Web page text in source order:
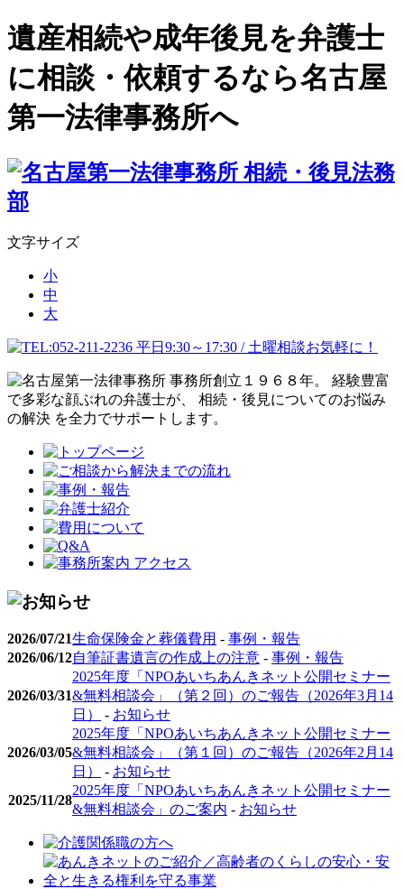
遺産相続や成年後見を弁護士
に相談・依頼するなら名古屋
第一法律事務所へ
文字サイズ
小
中
大
2026/07/21生命保険金と葬儀費用 - 事例・報告
2026/06/12自筆証書遺言の作成上の注意 - 事例・報告
2026/03/31
2025年度「NPOあいちあんきネット公開セミナー
&無料相談会」（第２回）のご報告（2026年3月14
日）
- お知らせ
2026/03/05
2025年度「NPOあいちあんきネット公開セミナー
&無料相談会」（第１回）のご報告（2026年2月14
日）
- お知らせ
2025/11/28
2025年度「NPOあいちあんきネット公開セミナー
&無料相談会」のご案内 - お知らせ